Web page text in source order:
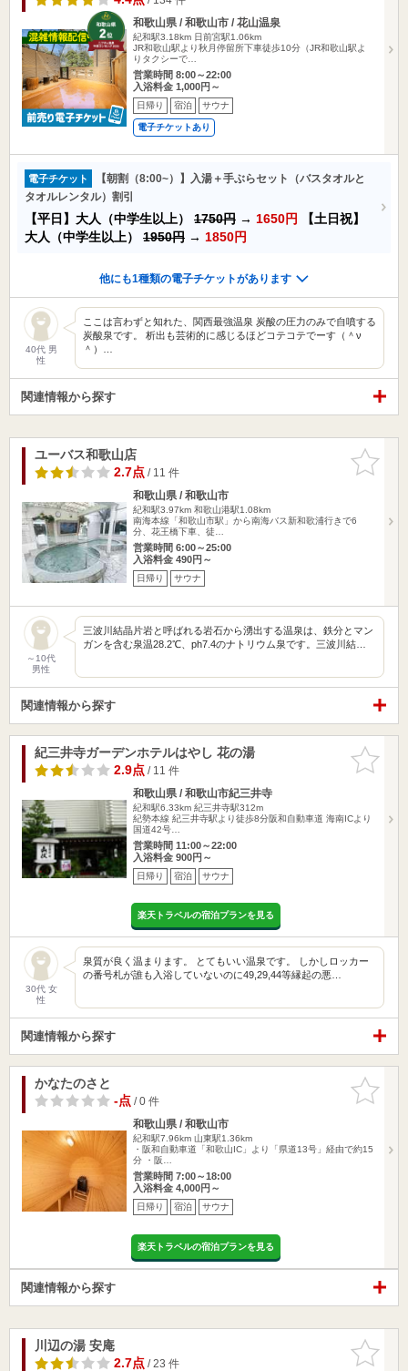
和歌山県 / 和歌山市 / 花山温泉
紀和駅3.18km 日前宮駅1.06km
JR和歌山駅より秋月停留所下車徒歩10分（JR和歌山駅よ
りタクシーで…
営業時間 8:00～22:00
入浴料金 1,000円～
日帰り 宿泊 サウナ
電子チケットあり
電子チケット
【朝割（8:00~）】入湯＋手ぶらセット（バスタオルと
タオルレンタル）割引
【平日】大人（中学生以上） 1750円 → 1650円
【土日祝】
大人（中学生以上） 1950円 → 1850円
他にも1種類の電子チケットがあります
40代 男
性
ここは言わずと知れた、関西最強温泉 炭酸の圧力のみで自噴する
炭酸泉です。 析出も芸術的に感じるほどコテコテでーす（＾ν
＾）…
関連情報から探す
お気に入
りに追加
ユーバス和歌山店
2.7点/ 11 件
和歌山県 / 和歌山市
紀和駅3.97km 和歌山港駅1.08km
南海本線「和歌山市駅」から南海バス新和歌浦行きで6
分、花王橋下車、徒…
営業時間 6:00～25:00
入浴料金 490円～
日帰り サウナ
～10代
男性
三波川結晶片岩と呼ばれる岩石から湧出する温泉は、鉄分とマン
ガンを含む泉温28.2℃、ph7.4のナトリウム泉です。三波川結…
関連情報から探す
お気に入
りに追加
紀三井寺ガーデンホテルはやし 花の湯
2.9点/ 11 件
和歌山県 / 和歌山市紀三井寺
紀和駅6.33km 紀三井寺駅312m
紀勢本線 紀三井寺駅より徒歩8分阪和自動車道 海南ICより
国道42号…
営業時間 11:00～22:00
入浴料金 900円～
日帰り 宿泊 サウナ
楽天トラベルの宿泊プランを見る
30代 女
性
泉質が良く温まります。 とてもいい温泉です。 しかしロッカー
の番号札が誰も入浴していないのに49,29,44等縁起の悪…
関連情報から探す
お気に入
りに追加
かなたのさと
-点/ 0 件
和歌山県 / 和歌山市
紀和駅7.96km 山東駅1.36km
・阪和自動車道「和歌山IC」より「県道13号」経由で約15
分 ・阪…
営業時間 7:00～18:00
入浴料金 4,000円～
日帰り 宿泊 サウナ
楽天トラベルの宿泊プランを見る
関連情報から探す
お気に入
りに追加
川辺の湯 安庵
2.7点/ 23 件